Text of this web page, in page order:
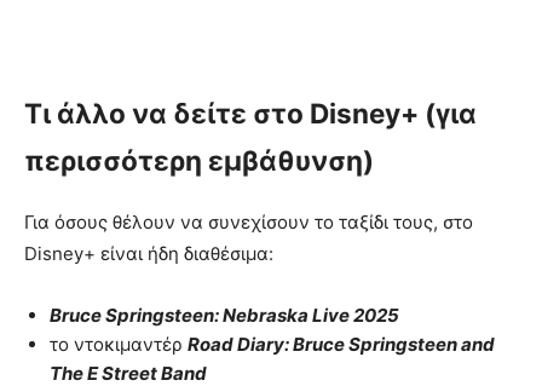
Τι άλλο να δείτε στο Disney+ (για
περισσότερη εμβάθυνση)
Για όσους θέλουν να συνεχίσουν το ταξίδι τους, στο
Disney+ είναι ήδη διαθέσιμα:
Bruce Springsteen: Nebraska Live 2025
το ντοκιμαντέρ Road Diary: Bruce Springsteen and
The E Street Band